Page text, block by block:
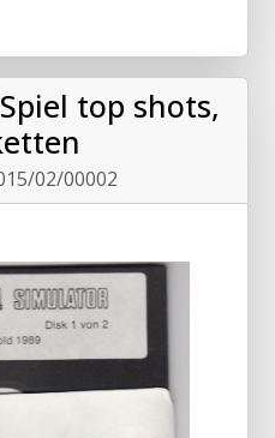
top shots,
02/00002